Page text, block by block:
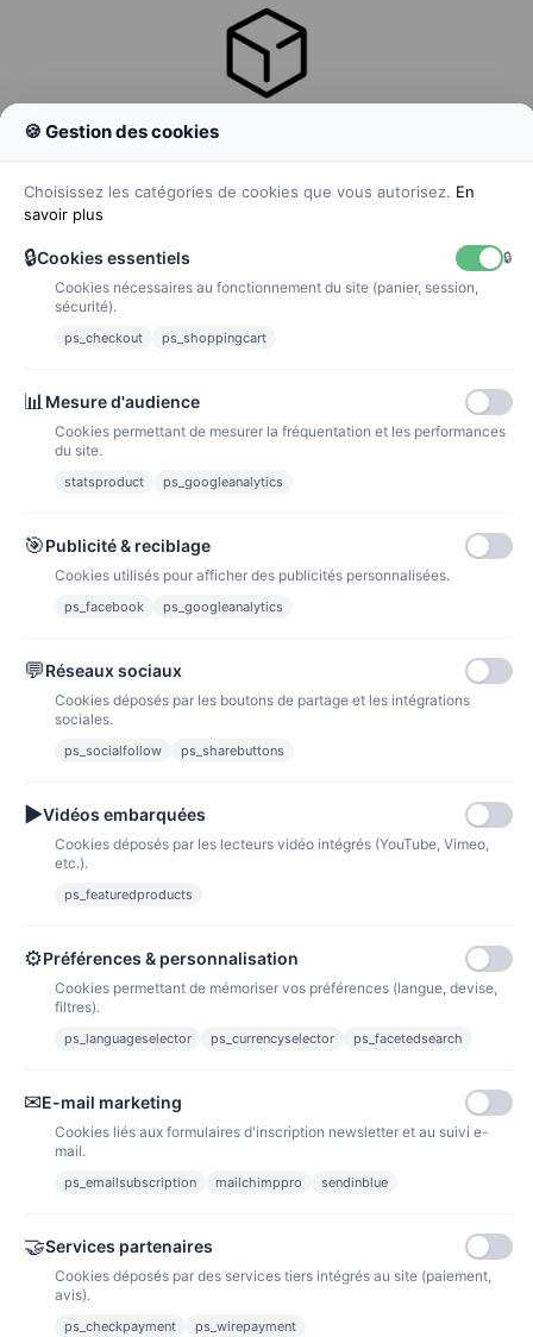
La poste
Paiements sécurisés via paypal et paypal 4 fois sans frais
Fidélité
bons de réductions.
Notre société
Nous suivre
Newsletter
🍪 Gestion des cookies
Choisissez les catégories de cookies que vous autorisez. En
savoir plus
🔒Cookies essentiels
🔒
Cookies nécessaires au fonctionnement du site (panier, session,
sécurité).
ps_checkout ps_shoppingcart
📊 Mesure d'audience
Cookies permettant de mesurer la fréquentation et les performances
du site.
statsproduct ps_googleanalytics
🎯Publicité & reciblage
Cookies utilisés pour afficher des publicités personnalisées.
ps_facebook ps_googleanalytics
💬Réseaux sociaux
Cookies déposés par les boutons de partage et les intégrations
sociales.
ps_socialfollow ps_sharebuttons
▶Vidéos embarquées
Cookies déposés par les lecteurs vidéo intégrés (YouTube, Vimeo,
etc.).
ps_featuredproducts
⚙Préférences & personnalisation
Cookies permettant de mémoriser vos préférences (langue, devise,
filtres).
ps_languageselector ps_currencyselector ps_facetedsearch
✉E-mail marketing
Cookies liés aux formulaires d'inscription newsletter et au suivi e-
mail.
ps_emailsubscription mailchimppro sendinblue
🤝Services partenaires
Cookies déposés par des services tiers intégrés au site (paiement,
avis).
ps_checkpayment ps_wirepayment